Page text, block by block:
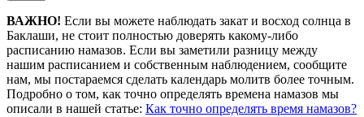
ВАЖНО! Если вы можете наблюдать закат и восход солнца в
Баклаши, не стоит полностью доверять какому-либо
расписанию намазов. Если вы заметили разницу между
нашим расписанием и собственным наблюдением, сообщите
нам, мы постараемся сделать календарь молитв более точным.
Подробно о том, как точно определять времена намазов мы
описали в нашей статье: Как точно определять время намазов?